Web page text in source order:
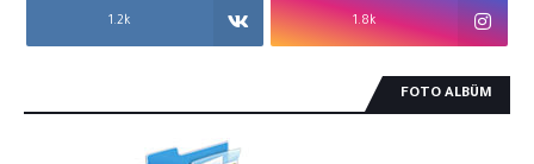
1.8k
1.2k
FOTO ALBÜM